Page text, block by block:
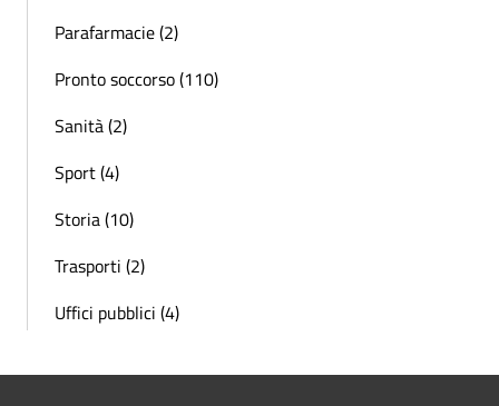
Parafarmacie (2)
Pronto soccorso (110)
Sanità (2)
Sport (4)
Storia (10)
Trasporti (2)
Uffici pubblici (4)